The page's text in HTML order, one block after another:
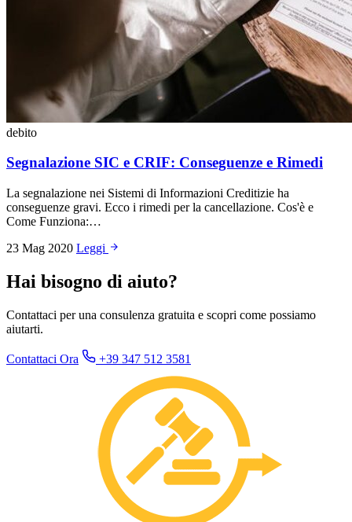
debito
Segnalazione SIC e CRIF: Conseguenze e Rimedi
La segnalazione nei Sistemi di Informazioni Creditizie ha
conseguenze gravi. Ecco i rimedi per la cancellazione. Cos'è e
Come Funziona:…
23 Mag 2020 Leggi
Hai bisogno di aiuto?
Contattaci per una consulenza gratuita e scopri come possiamo
aiutarti.
Contattaci Ora +39 347 512 3581